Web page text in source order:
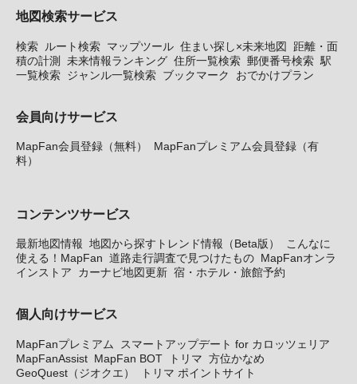
地図検索サービス
検索 ルート検索 マップツール 住まい探し×未来地図
距離・面
積の計測 未来情報ランキング 住所一覧検索 郵便番号検索 駅
一覧検索 ジャンル一覧検索 ブックマーク おでかけプラン
会員向けサービス
MapFan会員登録（無料）
MapFanプレミアム会員登録（有
料）
コンテンツサービス
最新地図情報 地図から探すトレンド情報（Beta版）
こんなに
使える！MapFan 道路走行調査で見つけたもの MapFanオンラ
インストア
カーナビ地図更新 宿・ホテル・旅館予約
個人向けサービス
MapFanプレミアム
スマートアップデート for カロッツェリア
MapFanAssist MapFan BOT トリマ 方位かなめ
GeoQuest（ジオクエ）
トリマ ポイントサイト